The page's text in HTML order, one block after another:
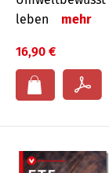
leben
mehr
16,90 €